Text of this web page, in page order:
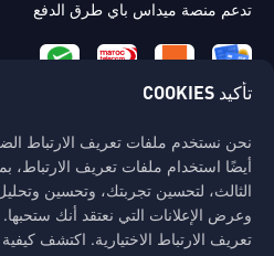
تدعم منصة ميداس باي طرق الدفع
اتصل بنا
إذا كنت بحاجة إلى أي مساعدة، يرجى
العملاء" للتواصل معنا.
خدمة الزبائن
تأكيد COOKIES
نحن نستخدم ملفات تعريف الارتباط
أيضًا استخدام ملفات تعريف
الثالث، لتحسين تجربتك، وتحسين
وعرض الإعلانات التي نعتقد أنك
تعريف الارتباط الاختيارية. اكتشف